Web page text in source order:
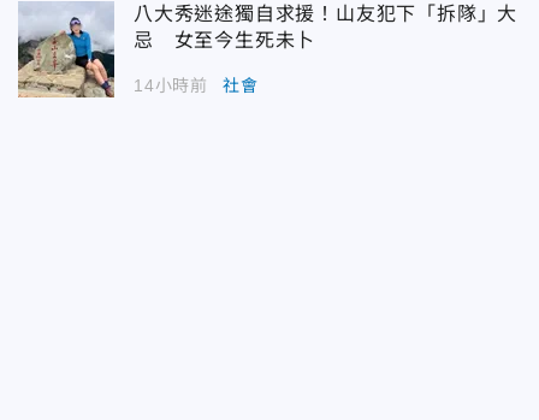
八大秀迷途獨自求援！山友犯下「拆隊」大
忌 女至今生死未卜
14小時前 社會